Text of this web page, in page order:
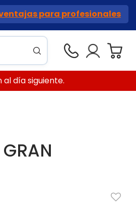
para profesionales
al día siguiente.
GRAN